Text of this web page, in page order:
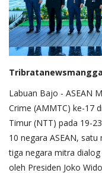
Labuan Bajo - ASEAN
Crime (AMMTC) ke-17
Timur (NTT) pada 19-
10 negara ASEAN,
tiga negara mitra dialog
oleh Presiden Joko